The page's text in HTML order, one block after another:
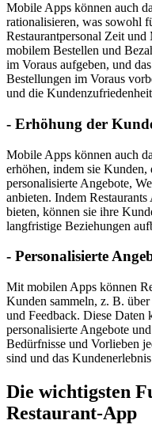
Mobile Apps können auch
rationalisieren, was sowohl
Restaurantpersonal Zeit
mobilem Bestellen und
im Voraus aufgeben, und
Bestellungen im Voraus
und die
- Erhöhung der
Mobile Apps können auch
erhöhen, indem sie
personalisierte Angebote,
anbieten. Indem
bieten, können sie ihre
langfristige Beziehungen
- Personalisierte
Mit mobilen Apps können
Kunden sammeln, z. B.
und Feedback. Diese Daten
personalisierte Angebote
Bedürfnisse und Vorlieben
sind und das
Die wichtigsten
Restaurant-App